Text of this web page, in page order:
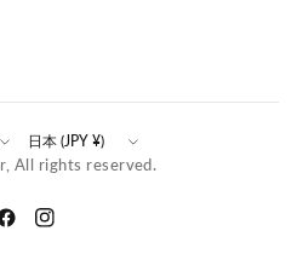
Update
country
region
All rights reserved.